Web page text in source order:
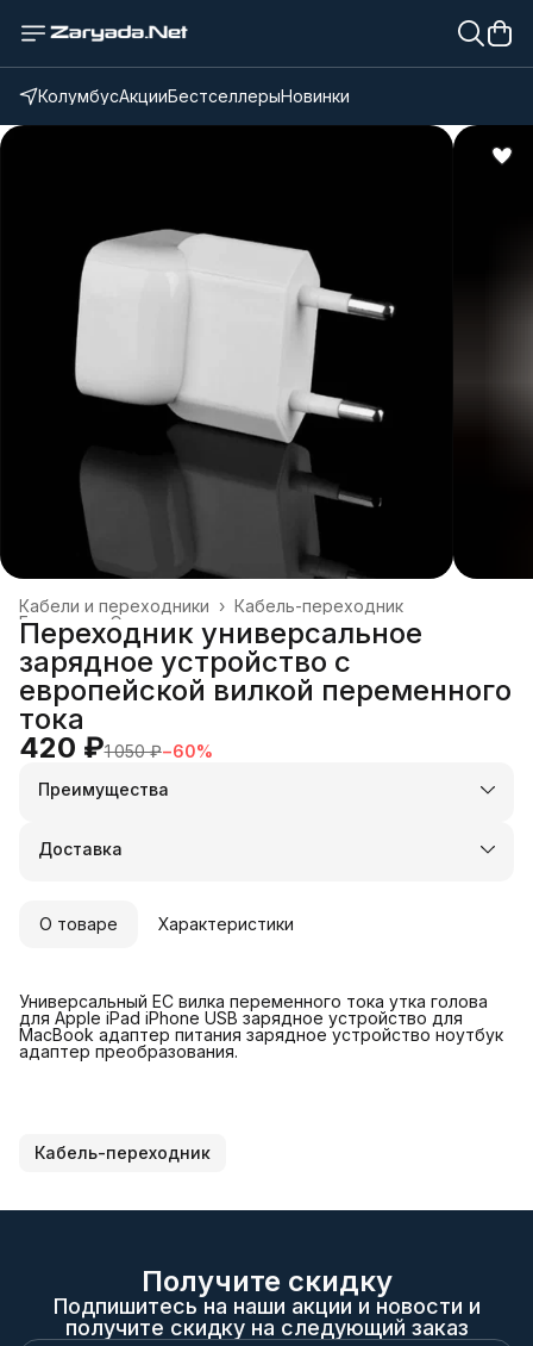
КолумбусАкцииБестселлерыНовинки
Кабель-переходник
Кабели и переходники ›
Электроника
Главная
Переходник универсальное
зарядное устройство с
европейской вилкой переменного
тока
420 ₽1 050 ₽−60%
Преимущества
Оплата частями в Сплит
Удобный возврат
Доставка
О товаре Характеристики
Универсальный ЕС вилка переменного тока утка голова
для Apple iPad iPhone USB зарядное устройство для
MacBook адаптер питания зарядное устройство ноутбук
адаптер преобразования.
Кабель-переходник
Получите скидку
Подпишитесь на наши акции и новости и
получите скидку на следующий заказ